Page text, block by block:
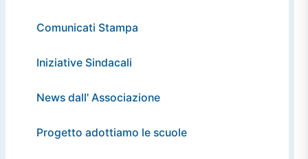
Comunicati Stampa
Iniziative Sindacali
News dall' Associazione
Progetto adottiamo le scuole